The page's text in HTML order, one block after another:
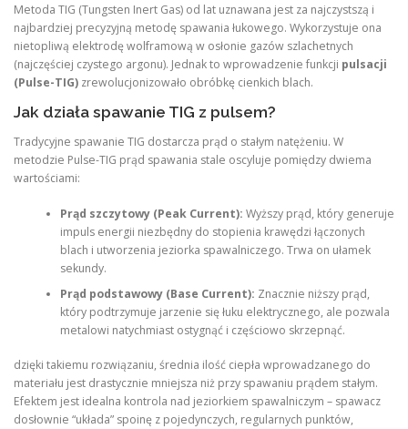
Metoda TIG (Tungsten Inert Gas) od lat uznawana jest za najczystszą i
najbardziej precyzyjną metodę spawania łukowego. Wykorzystuje ona
nietopliwą elektrodę wolframową w osłonie gazów szlachetnych
(najczęściej czystego argonu). Jednak to wprowadzenie funkcji pulsacji
(Pulse-TIG) zrewolucjonizowało obróbkę cienkich blach.
Jak działa spawanie TIG z pulsem?
Tradycyjne spawanie TIG dostarcza prąd o stałym natężeniu. W
metodzie Pulse-TIG prąd spawania stale oscyluje pomiędzy dwiema
wartościami:
Prąd szczytowy (Peak Current): Wyższy prąd, który generuje
impuls energii niezbędny do stopienia krawędzi łączonych
blach i utworzenia jeziorka spawalniczego. Trwa on ułamek
sekundy.
Prąd podstawowy (Base Current): Znacznie niższy prąd,
który podtrzymuje jarzenie się łuku elektrycznego, ale pozwala
metalowi natychmiast ostygnąć i częściowo skrzepnąć.
dzięki takiemu rozwiązaniu, średnia ilość ciepła wprowadzanego do
materiału jest drastycznie mniejsza niż przy spawaniu prądem stałym.
Efektem jest idealna kontrola nad jeziorkiem spawalniczym – spawacz
dosłownie “układa” spoinę z pojedynczych, regularnych punktów,